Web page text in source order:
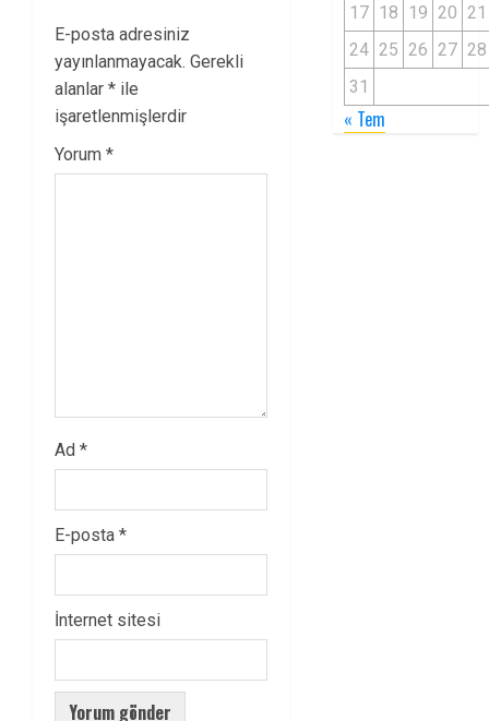
E-posta adresiniz
yayınlanmayacak. Gerekli
alanlar * ile
işaretlenmişlerdir
Yorum *
Ad *
E-posta *
İnternet sitesi
17 18 19 20 21
24 25 26 27 28
31
« Tem